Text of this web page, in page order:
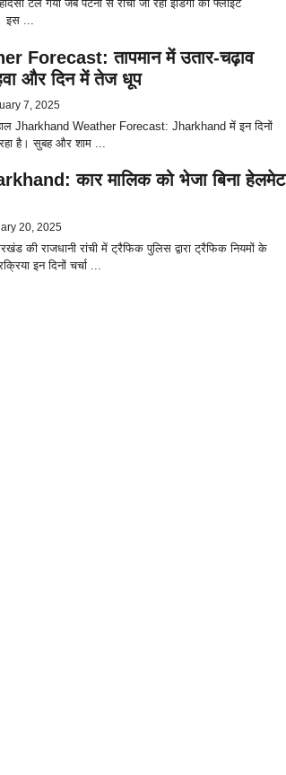
टल गया जब पटना से रांची जा रही इंडिगो की फ्लाइट
इस ...
Forecast: तापमान में उतार-चढ़ाव
और दिन में तेज धूप
7, 2025
Jharkhand Weather Forecast: Jharkhand में इन दिनों
है। सुबह और शाम ...
कार मालिक को भेजा बिना हेलमेट
20, 2025
की राजधानी रांची में ट्रैफिक पुलिस द्वारा ट्रैफिक नियमों के
इन दिनों चर्चा ...